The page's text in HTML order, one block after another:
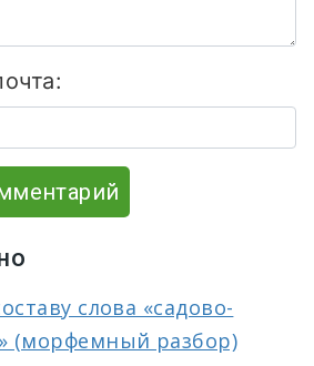
слова «садово-
(морфемный разбор)